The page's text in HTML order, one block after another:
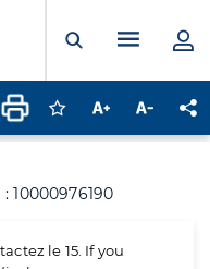
Ouvrir laMenu
Connectez-vous
Augmenter la
: 10000976190
le 15. If you